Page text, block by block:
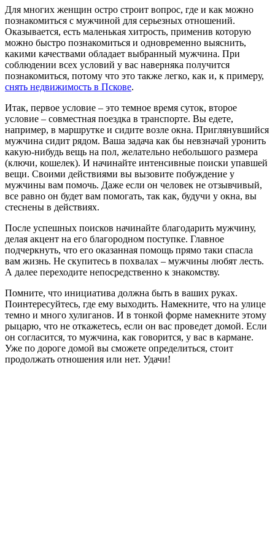
Для многих женщин остро строит вопрос, где и как можно
познакомиться с мужчиной для серьезных отношений.
Оказывается, есть маленькая хитрость, применив которую
можно быстро познакомиться и одновременно выяснить,
какими качествами обладает выбранный мужчина. При
соблюдении всех условий у вас наверняка получится
познакомиться, потому что это также легко, как и, к примеру,
снять недвижимость в Пскове.
Итак, первое условие – это темное время суток, второе
условие – совместная поездка в транспорте. Вы едете,
например, в маршрутке и сидите возле окна. Приглянувшийся
мужчина сидит рядом. Ваша задача как бы невзначай уронить
какую-нибудь вещь на пол, желательно небольшого размера
(ключи, кошелек). И начинайте интенсивные поиски упавшей
вещи. Своими действиями вы вызовите побуждение у
мужчины вам помочь. Даже если он человек не отзывчивый,
все равно он будет вам помогать, так как, будучи у окна, вы
стеснены в действиях.
После успешных поисков начинайте благодарить мужчину,
делая акцент на его благородном поступке. Главное
подчеркнуть, что его оказанная помощь прямо таки спасла
вам жизнь. Не скупитесь в похвалах – мужчины любят лесть.
А далее переходите непосредственно к знакомству.
Помните, что инициатива должна быть в ваших руках.
Поинтересуйтесь, где ему выходить. Намекните, что на улице
темно и много хулиганов. И в тонкой форме намекните этому
рыцарю, что не откажетесь, если он вас проведет домой. Если
он согласится, то мужчина, как говорится, у вас в кармане.
Уже по дороге домой вы сможете определиться, стоит
продолжать отношения или нет. Удачи!